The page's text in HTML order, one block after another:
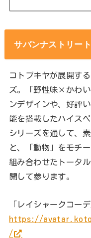
サバンナストリー
コトブキヤが展開す
ズ。「野性味×かわ
ンデザインや、好評
能を搭載したハイス
シリーズを通して、
と、「動物」をモチ
組み合わせたトータ
開して参ります。
「レイシャークコー
https://
/